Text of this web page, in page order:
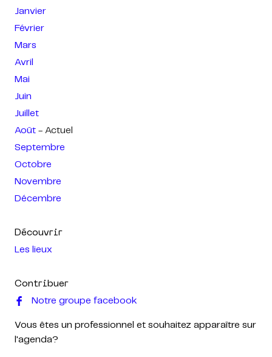
Janvier
Février
Mars
Avril
Mai
Juin
Juillet
Août - Actuel
Septembre
Octobre
Novembre
Décembre
Découvrir
Les lieux
Contribuer
Notre groupe facebook
Vous êtes un professionnel et souhaitez apparaître sur
l'agenda?